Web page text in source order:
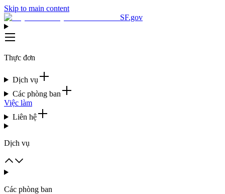
Skip to main content
SF.gov
Thực đơn
Dịch vụ
Các phòng ban
Việc làm
Liên hệ
Dịch vụ
Các phòng ban